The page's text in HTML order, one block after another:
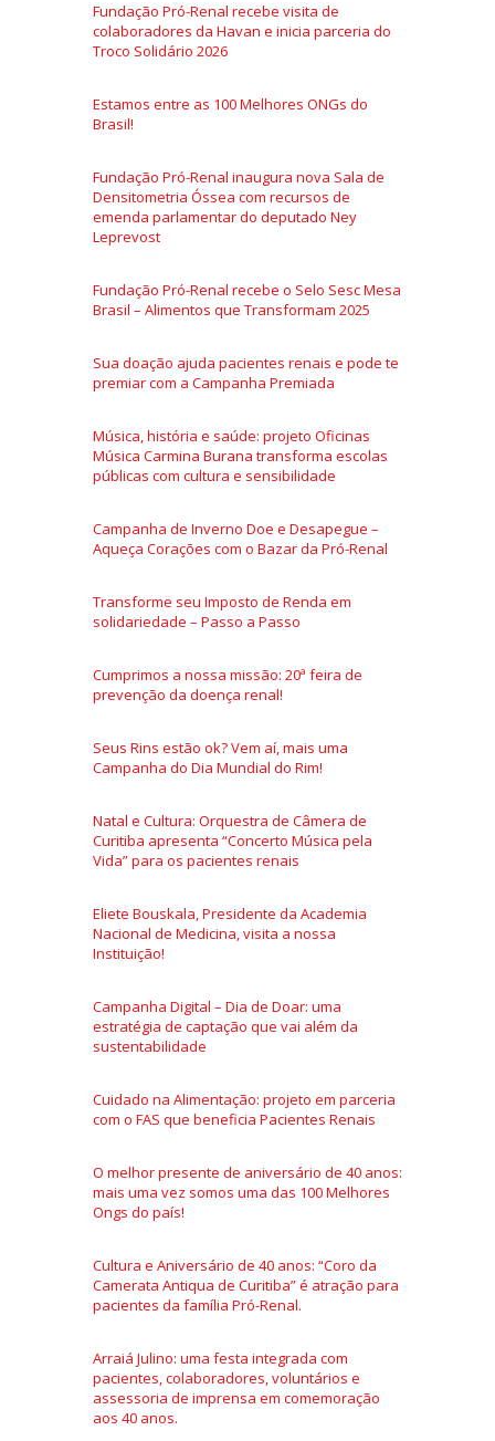
Fundação Pró-Renal recebe visita de
colaboradores da Havan e inicia parceria do
Troco Solidário 2026
Estamos entre as 100 Melhores ONGs do
Brasil!
Fundação Pró-Renal inaugura nova Sala de
Densitometria Óssea com recursos de
emenda parlamentar do deputado Ney
Leprevost
Fundação Pró-Renal recebe o Selo Sesc Mesa
Brasil – Alimentos que Transformam 2025
Sua doação ajuda pacientes renais e pode te
premiar com a Campanha Premiada
Música, história e saúde: projeto Oficinas
Música Carmina Burana transforma escolas
públicas com cultura e sensibilidade
Campanha de Inverno Doe e Desapegue –
Aqueça Corações com o Bazar da Pró-Renal
Transforme seu Imposto de Renda em
solidariedade – Passo a Passo
Cumprimos a nossa missão: 20ª feira de
prevenção da doença renal!
Seus Rins estão ok? Vem aí, mais uma
Campanha do Dia Mundial do Rim!
Natal e Cultura: Orquestra de Câmera de
Curitiba apresenta “Concerto Música pela
Vida” para os pacientes renais
Eliete Bouskala, Presidente da Academia
Nacional de Medicina, visita a nossa
Instituição!
Campanha Digital – Dia de Doar: uma
estratégia de captação que vai além da
sustentabilidade
Cuidado na Alimentação: projeto em parceria
com o FAS que beneficia Pacientes Renais
O melhor presente de aniversário de 40 anos:
mais uma vez somos uma das 100 Melhores
Ongs do país!
Cultura e Aniversário de 40 anos: “Coro da
Camerata Antiqua de Curitiba” é atração para
pacientes da família Pró-Renal.
Arraiá Julino: uma festa integrada com
pacientes, colaboradores, voluntários e
assessoria de imprensa em comemoração
aos 40 anos.